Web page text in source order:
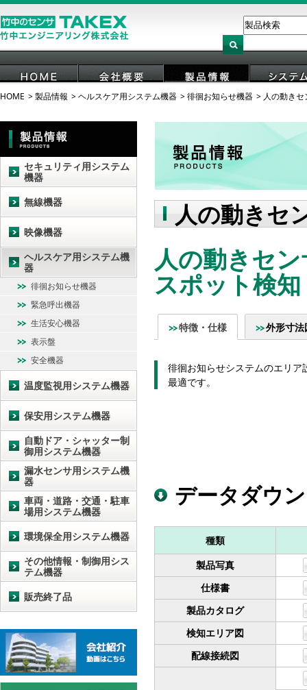
HOME 会社概要 製品情報 システ
HOME 製品情報 ヘルスケア用システム機器 徘徊お知らせ機器 人の動き
人の動きセ
人の動きセ
スポット検
特徴・仕様 外形寸法
徘徊お知らせシステムのエリ
最適です。
データダウ
種類
製品写真
仕様書
製品カタログ
検知エリア図
配線接続図
セキュリティ用システム
機器
無線機器
映像機器
ヘルスケア用システム機
器
徘徊お知らせ機器
緊急呼出機器
生活安心機器
表示盤
安全機器
温度監視用システム機器
保安用システム機器
自動ドア・シャッター制
御用システム機器
漏水センサ用システム機
器
車両・道路・交通・駐車
場用システム機器
環境保全用システム機器
その他情報・制御用シス
テム機器
販売終了品